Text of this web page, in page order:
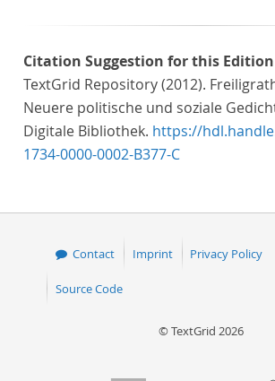
Citation Suggestion for this Edition
TextGrid Repository (2012).
Neuere politische und soziale
Digitale Bibliothek. https://
1734-0000-0002-B377-C
Contact Imprint Privacy Policy
Source Code
© TextGrid 2026